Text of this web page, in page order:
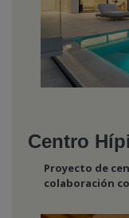
Centro
Proyecto de
colaboración